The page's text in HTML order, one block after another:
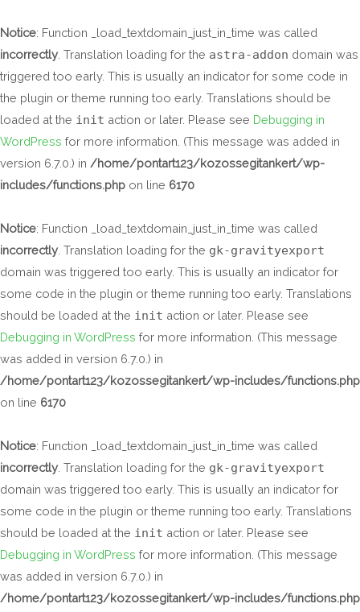
Notice: Function _load_textdomain_just_in_time was called
incorrectly . Translation loading for the astra-addon domain was
triggered too early. This is usually an indicator for some code in
the plugin or theme running too early. Translations should be
loaded at the init action or later. Please see Debugging in
WordPress for more information. (This message was added in
version 6.7.0.) in /home/pontart123/kozossegitankert/wp-
includes/functions.php on line 6170
Notice: Function _load_textdomain_just_in_time was called
incorrectly . Translation loading for the gk-gravityexport
domain was triggered too early. This is usually an indicator for
some code in the plugin or theme running too early. Translations
should be loaded at the init action or later. Please see
Debugging in WordPress for more information. (This message
was added in version 6.7.0.) in
/home/pontart123/kozossegitankert/wp-includes/functions.php
on line 6170
Notice: Function _load_textdomain_just_in_time was called
incorrectly . Translation loading for the gk-gravityexport
domain was triggered too early. This is usually an indicator for
some code in the plugin or theme running too early. Translations
should be loaded at the init action or later. Please see
Debugging in WordPress for more information. (This message
was added in version 6.7.0.) in
/home/pontart123/kozossegitankert/wp-includes/functions.php
to
content